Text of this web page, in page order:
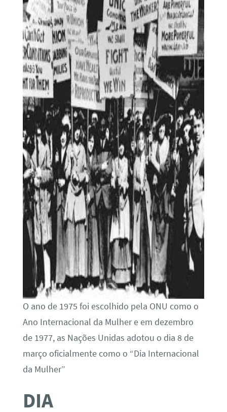
O ano de 1975 foi escolhido pela ONU como o
Ano Internacional da Mulher e em dezembro
de 1977, as Nações Unidas adotou o dia 8 de
março oficialmente como o “Dia Internacional
da Mulher”
DIA